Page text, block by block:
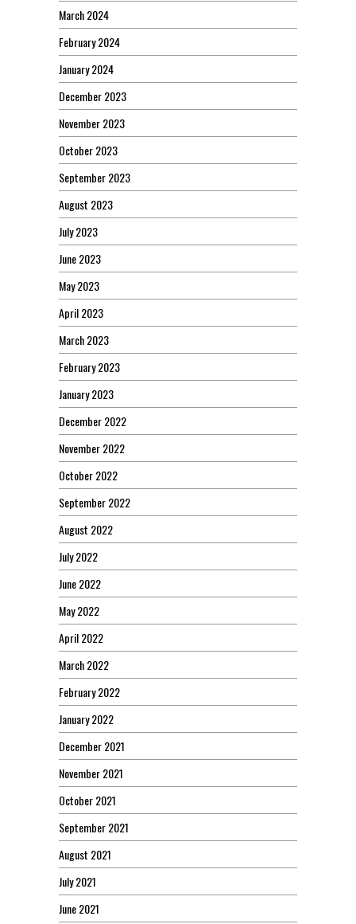
March 2024
February 2024
January 2024
December 2023
November 2023
October 2023
September 2023
August 2023
July 2023
June 2023
May 2023
April 2023
March 2023
February 2023
January 2023
December 2022
November 2022
October 2022
September 2022
August 2022
July 2022
June 2022
May 2022
April 2022
March 2022
February 2022
January 2022
December 2021
November 2021
October 2021
September 2021
August 2021
July 2021
June 2021